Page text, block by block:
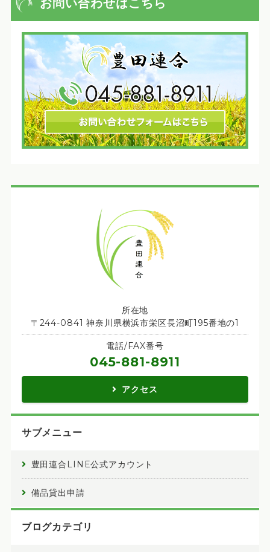
お問い合わせはこちら
所在地
〒244-0841 神奈川県横浜市栄区長沼町195番地の1
電話/FAX番号
045-881-8911
アクセス
サブメニュー
豊田連合LINE公式アカウント
備品貸出申請
ブログカテゴリ